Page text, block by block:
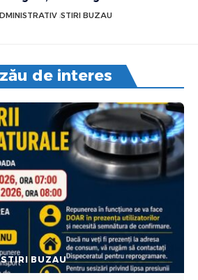
STIRI BUZAU
de interes
STIRI BUZAU